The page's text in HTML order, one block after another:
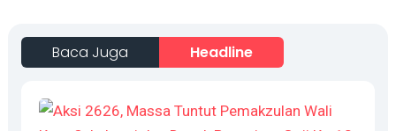
Baca Juga Headline